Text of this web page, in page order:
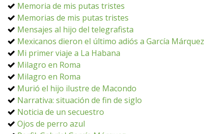
Memoria de mis putas tristes
Memorias de mis putas tristes
Mensajes al hijo del telegrafista
Mexicanos dieron el último adiós a García Márquez
Mi primer viaje a La Habana
Milagro en Roma
Milagro en Roma
Murió el hijo ilustre de Macondo
Narrativa: situación de fin de siglo
Noticia de un secuestro
Ojos de perro azul